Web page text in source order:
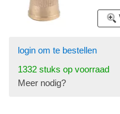
login om te bestellen
1332 stuks op voorraad
Meer nodig?